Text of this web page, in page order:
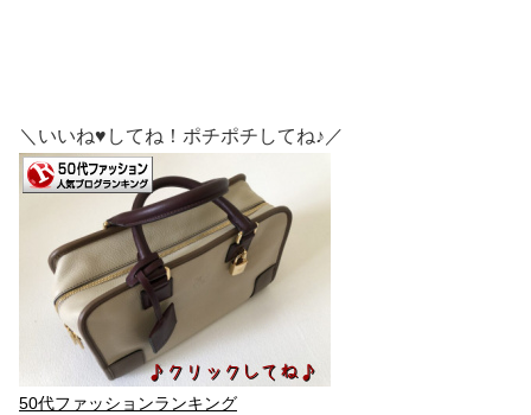
＼いいね♥してね！ポチポチしてね♪／
50代ファッションランキング